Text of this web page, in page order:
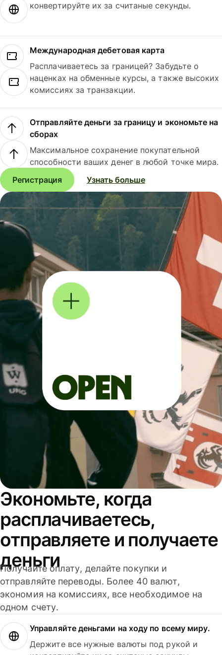
конвертируйте их за считаные секунды.
Международная дебетовая карта
Расплачиваетесь за границей? Забудьте о
наценках на обменные курсы, а также высоких
комиссиях за транзакции.
Отправляйте деньги за границу и экономьте на
сборах
Максимальное сохранение покупательной
способности ваших денег в любой точке мира.
Регистрация
Узнать больше
Экономьте, когда
расплачиваетесь,
отправляете и получаете
деньги
Получайте оплату, делайте покупки и
отправляйте переводы. Более 40 валют,
экономия на комиссиях, все необходимое на
одном счету.
Управляйте деньгами на ходу по всему миру.
Держите все нужные валюты под рукой и